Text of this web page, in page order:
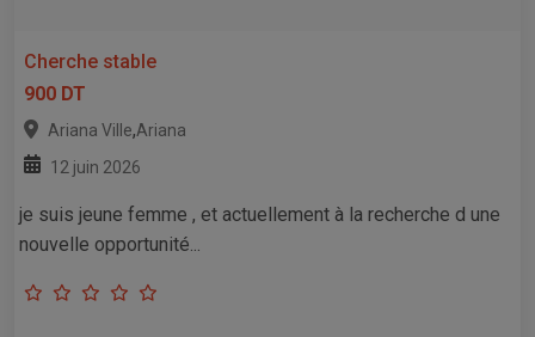
Cherche stable
900 DT
Ariana Ville,Ariana
12 juin 2026
je suis jeune femme , et actuellement à la recherche d une
nouvelle opportunité...